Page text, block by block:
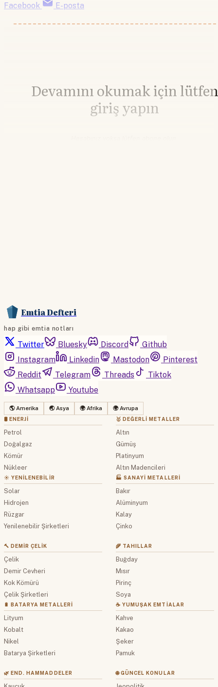
Facebook
E-posta
Devamını okumak için lütfen
giriş yapın
Emtia Defteri
hap gibi emtia notları
Twitter Bluesky Discord
Github
Instagram
Linkedin Mastodon
Pinterest
Reddit
Telegram Threads
Tiktok
Whatsapp
Youtube
🌎 Amerika 🌏 Asya 🌍 Afrika 🌍 Avrupa
🛢 ENERJI
Petrol
Doğalgaz
Kömür
Nükleer
☀️ YENILENEBILIR
Solar
Hidrojen
Rüzgar
Yenilenebilir Şirketleri
🥇 DEĞERLI METALLER
Altın
Gümüş
Platinyum
Altın Madencileri
🏭 SANAYI METALLERI
Bakır
Alüminyum
Kalay
Çinko
🔨 DEMIR ÇELIK
Çelik
Demir Cevheri
Kok Kömürü
Çelik Şirketleri
🔋 BATARYA METALLERI
Lityum
Kobalt
Nikel
Batarya Şirketleri
🌾 TAHILLAR
Buğday
Mısır
Pirinç
Soya
☕ YUMUŞAK EMTIALAR
Kahve
Kakao
Şeker
Pamuk
🌿 END. HAMMADDELER 🌐 GÜNCEL KONULAR